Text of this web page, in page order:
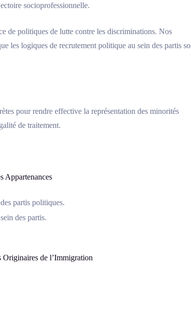
socioprofessionnelle.
de politiques de lutte contre les discriminations. Nos
les logiques de recrutement politique au sein des partis
pour rendre effective la représentation des minorités
de traitement.
Appartenances
partis politiques.
des partis.
de l’Immigration